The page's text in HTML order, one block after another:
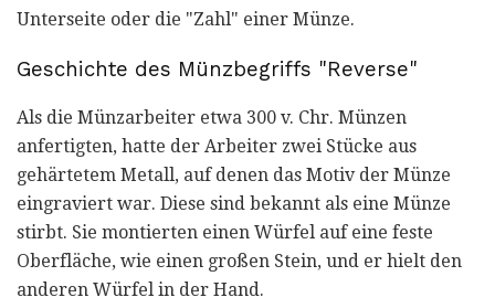
Unterseite oder die "Zahl" einer Münze.
Geschichte des Münzbegriffs "Reverse"
Als die Münzarbeiter etwa 300 v. Chr. Münzen
anfertigten, hatte der Arbeiter zwei Stücke aus
gehärtetem Metall, auf denen das Motiv der Münze
eingraviert war. Diese sind bekannt als eine Münze
stirbt. Sie montierten einen Würfel auf eine feste
Oberfläche, wie einen großen Stein, und er hielt den
anderen Würfel in der Hand.